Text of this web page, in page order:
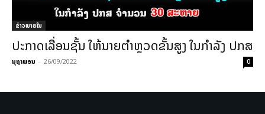
ຂ່າວພາຍ​ໃນ
ປະກາດເລື່ອນຊັ້ນ ໃຫ້ນາຍຕໍາຫຼວດຂັ້ນສູງ ໃນກໍາລັງ ປກສ
ນຸຖາພອນ - 26/09/2022 0